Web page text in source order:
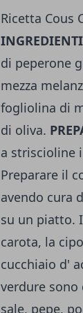
Ricetta Cous
di peperone
mezza
fogliolina di
di oliva.
a striscioline
Preparare il
avendo cura
su un piatto.
carota, la
cucchiaio d'
verdure sono
sale, pepe,